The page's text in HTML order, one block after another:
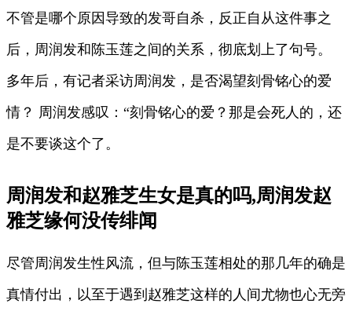
不管是哪个原因导致的发哥自杀，反正自从这件事之
后，周润发和陈玉莲之间的关系，彻底划上了句号。
多年后，有记者采访周润发，是否渴望刻骨铭心的爱
情？ 周润发感叹：“刻骨铭心的爱？那是会死人的，还
是不要谈这个了。
周润发和赵雅芝生女是真的吗,周润发赵
雅芝缘何没传绯闻
尽管周润发生性风流，但与陈玉莲相处的那几年的确是
真情付出，以至于遇到赵雅芝这样的人间尤物也心无旁